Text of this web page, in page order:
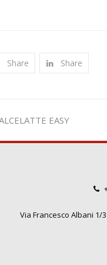
Share Share
EASY
Via Francesco Albani 1/3